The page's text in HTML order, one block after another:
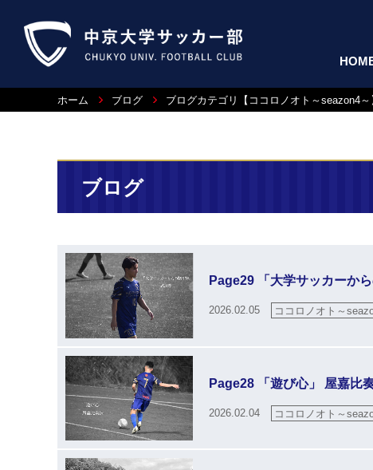
ホーム ブログ ブログカテゴリ【ココロノオト～seazon4～
ブログ
Page29 「大学サッカーか
2026.02.05 ココロノオト～
Page28 「遊び心」 屋嘉比
2026.02.04 ココロノオト～